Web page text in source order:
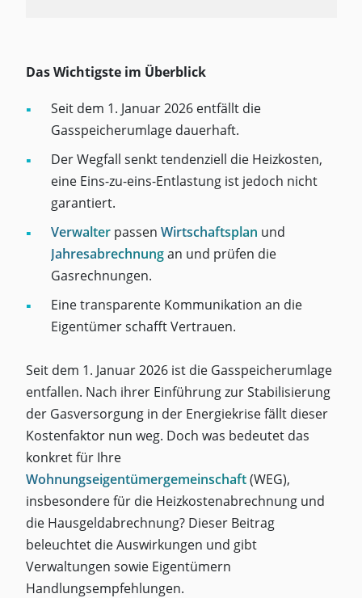
Das Wichtigste im Überblick
Seit dem 1. Januar 2026 entfällt die
Gasspeicherumlage dauerhaft.
Der Wegfall senkt tendenziell die Heizkosten,
eine Eins-zu-eins-Entlastung ist jedoch nicht
garantiert.
Verwalter passen Wirtschaftsplan und
Jahresabrechnungan und prüfen die
Gasrechnungen.
Eine transparente Kommunikation an die
Eigentümer schafft Vertrauen.
Seit dem 1. Januar 2026 ist die Gasspeicherumlage
entfallen. Nach ihrer Einführung zur Stabilisierung
der Gasversorgung in der Energiekrise fällt dieser
Kostenfaktor nun weg. Doch was bedeutet das
konkret für Ihre
Wohnungseigentümergemeinschaft(WEG),
insbesondere für die Heizkostenabrechnung und
die Hausgeldabrechnung? Dieser Beitrag
beleuchtet die Auswirkungen und gibt
Verwaltungen sowie Eigentümern
Handlungsempfehlungen.